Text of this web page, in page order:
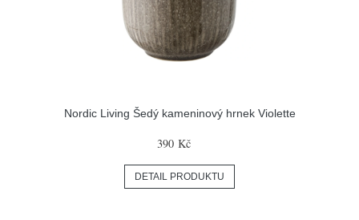
Nordic Living Šedý kameninový hrnek Violette
390 Kč
DETAIL PRODUKTU